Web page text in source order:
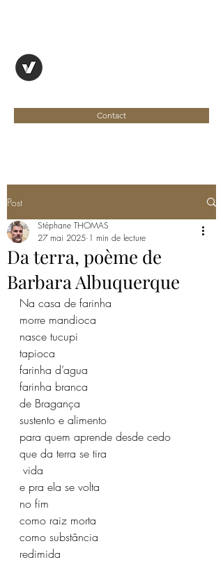
Contact
Post
Da terra, poème de
Barbara Albuquerque
Stéphane THOMAS
27 mai 2025 1 min de lecture
Na casa de farinha
morre mandioca
nasce tucupi
tapioca
farinha d’agua
farinha branca
de Bragança
sustento e alimento
para quem aprende desde cedo
que da terra se tira
vida
e pra ela se volta
no fim
como raiz morta
como substância
redimida